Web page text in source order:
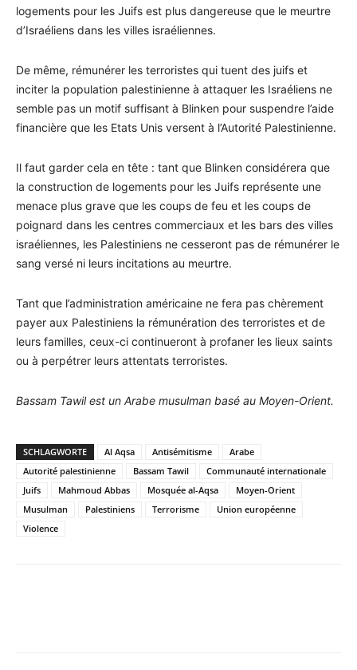
logements pour les Juifs est plus dangereuse que le meurtre
d’Israéliens dans les villes israéliennes.
De même, rémunérer les terroristes qui tuent des juifs et
inciter la population palestinienne à attaquer les Israéliens ne
semble pas un motif suffisant à Blinken pour suspendre l’aide
financière que les Etats Unis versent à l’Autorité Palestinienne.
Il faut garder cela en tête : tant que Blinken considérera que
la construction de logements pour les Juifs représente une
menace plus grave que les coups de feu et les coups de
poignard dans les centres commerciaux et les bars des villes
israéliennes, les Palestiniens ne cesseront pas de rémunérer le
sang versé ni leurs incitations au meurtre.
Tant que l’administration américaine ne fera pas chèrement
payer aux Palestiniens la rémunération des terroristes et de
leurs familles, ceux-ci continueront à profaner les lieux saints
ou à perpétrer leurs attentats terroristes.
Bassam Tawil est un Arabe musulman basé au Moyen-Orient.
SCHLAGWORTE Al Aqsa Antisémitisme
Arabe
Autorité palestinienne
Bassam Tawil
Communauté internationale
Juifs
Mahmoud Abbas Mosquée al-Aqsa
Moyen-Orient
Musulman
Palestiniens Terrorisme
Union européenne
Violence